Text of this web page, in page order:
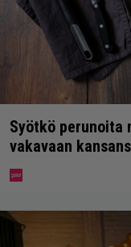
Syötkö perunoita
vakavaan